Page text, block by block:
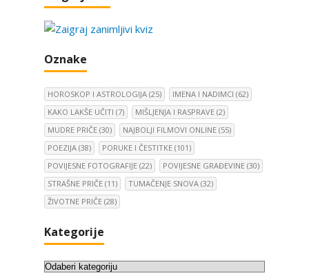
Oznake
HOROSKOP I ASTROLOGIJA (25) IMENA I NADIMCI (62)
KAKO LAKŠE UČITI (7) MIŠLJENJA I RASPRAVE (2)
MUDRE PRIČE (30) NAJBOLJI FILMOVI ONLINE (55)
POEZIJA (38) PORUKE I ČESTITKE (101)
POVIJESNE FOTOGRAFIJE (22) POVIJESNE GRAĐEVINE (30)
STRAŠNE PRIČE (11) TUMAČENJE SNOVA (32)
ŽIVOTNE PRIČE (28)
Kategorije
K